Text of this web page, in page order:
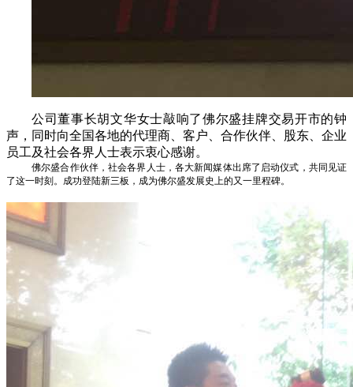
公司董事长胡文华女士敲响了佛尔盛挂牌交易开市的钟
声，同时向全国各地的代理商、客户、合作伙伴、股东、企业
员工及社会各界人士表示衷心感谢。
佛尔盛合作伙伴，社会各界人士，各大新闻媒体出席了启动仪式，共同见证
了这一时刻。成功登陆新三板，成为佛尔盛发展史上的又一里程碑。